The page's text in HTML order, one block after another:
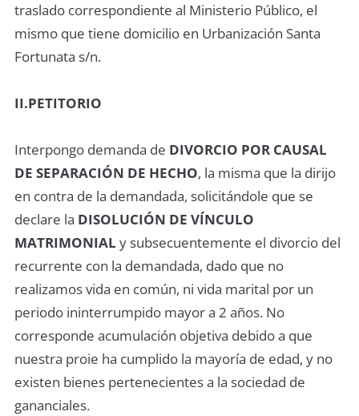
traslado correspondiente al Ministerio Público, el
mismo que tiene domicilio en Urbanización Santa
Fortunata s/n.
II.PETITORIO
Interpongo demanda de DIVORCIO POR CAUSAL
DE SEPARACIÓN DE HECHO, la misma que la dirijo
en contra de la demandada, solicitándole que se
declare la DISOLUCIÓN DE VÍNCULO
MATRIMONIAL y subsecuentemente el divorcio del
recurrente con la demandada, dado que no
realizamos vida en común, ni vida marital por un
periodo ininterrumpido mayor a 2 años. No
corresponde acumulación objetiva debido a que
nuestra proie ha cumplido la mayoría de edad, y no
existen bienes pertenecientes a la sociedad de
gananciales.